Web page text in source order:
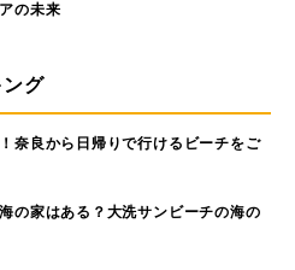
の未来
ング
奈良から日帰りで行けるビーチをご
の家はある？大洗サンビーチの海の